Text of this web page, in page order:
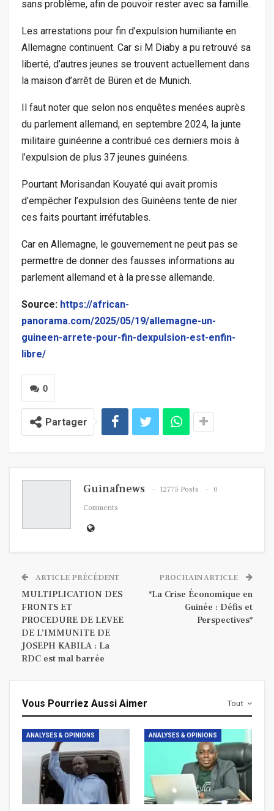
sans problème, afin de pouvoir rester avec sa famille.
Les arrestations pour fin d’expulsion humiliante en
Allemagne continuent. Car si M Diaby a pu retrouvé sa
liberté, d’autres jeunes se trouvent actuellement dans
la maison d’arrêt de Büren et de Munich.
Il faut noter que selon nos enquêtes menées auprès
du parlement allemand, en septembre 2024, la junte
militaire guinéenne a contribué ces derniers mois à
l’expulsion de plus 37 jeunes guinéens.
Pourtant Morisandan Kouyaté qui avait promis
d’empêcher l’expulsion des Guinéens tente de nier
ces faits pourtant irréfutables.
Car en Allemagne, le gouvernement ne peut pas se
permettre de donner des fausses informations au
parlement allemand et à la presse allemande.
Source: https://african-
panorama.com/2025/05/19/allemagne-un-
guineen-arrete-pour-fin-dexpulsion-est-enfin-
libre/
0
Partager
Guinafnews 12775 Posts
0
Comments
ARTICLE PRÉCÉDENT
MULTIPLICATION DES
FRONTS ET
PROCEDURE DE LEVEE
DE L’IMMUNITE DE
JOSEPH KABILA : La
RDC est mal barrée
PROCHAIN ARTICLE
*La Crise Économique en
Guinée : Défis et
Perspectives*
Tout
Vous Pourriez Aussi Aimer
ANALYSES & OPINIONS ANALYSES & OPINIONS